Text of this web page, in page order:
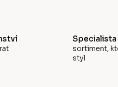
Specialista
sortiment,
styl